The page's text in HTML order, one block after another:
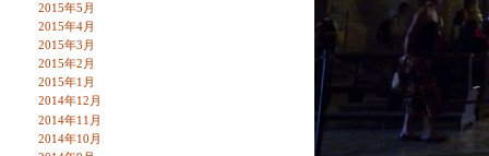
2015年5月
2015年4月
2015年3月
2015年2月
2015年1月
2014年12月
2014年11月
2014年10月